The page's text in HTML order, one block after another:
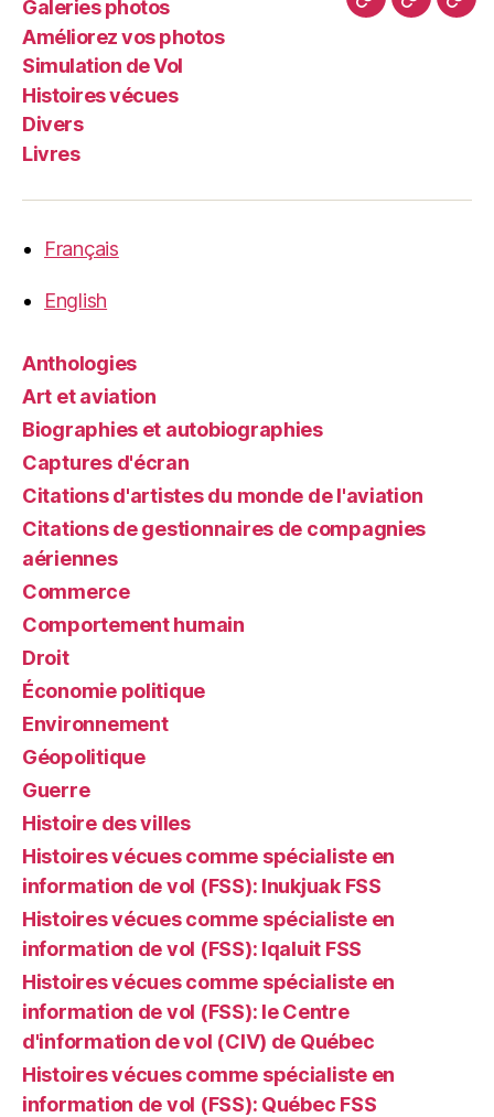
Galeries photos
Améliorez vos photos
Simulation de Vol
Histoires vécues
Divers
Livres
photosVol
Histoires
Divers
Français
English
Anthologies
Art et aviation
Biographies et autobiographies
Captures d'écran
Citations d'artistes du monde de l'aviation
Citations de gestionnaires de compagnies
aériennes
Commerce
Comportement humain
Droit
Économie politique
Environnement
Géopolitique
Guerre
Histoire des villes
Histoires vécues comme spécialiste en
information de vol (FSS): Inukjuak FSS
Histoires vécues comme spécialiste en
information de vol (FSS): Iqaluit FSS
Histoires vécues comme spécialiste en
information de vol (FSS): le Centre
d'information de vol (CIV) de Québec
Histoires vécues comme spécialiste en
information de vol (FSS): Québec FSS